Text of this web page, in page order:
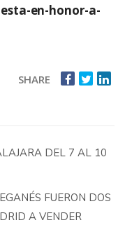
en-honor-a-
SHARE
DEL 7 AL 10
FUERON DOS
A VENDER